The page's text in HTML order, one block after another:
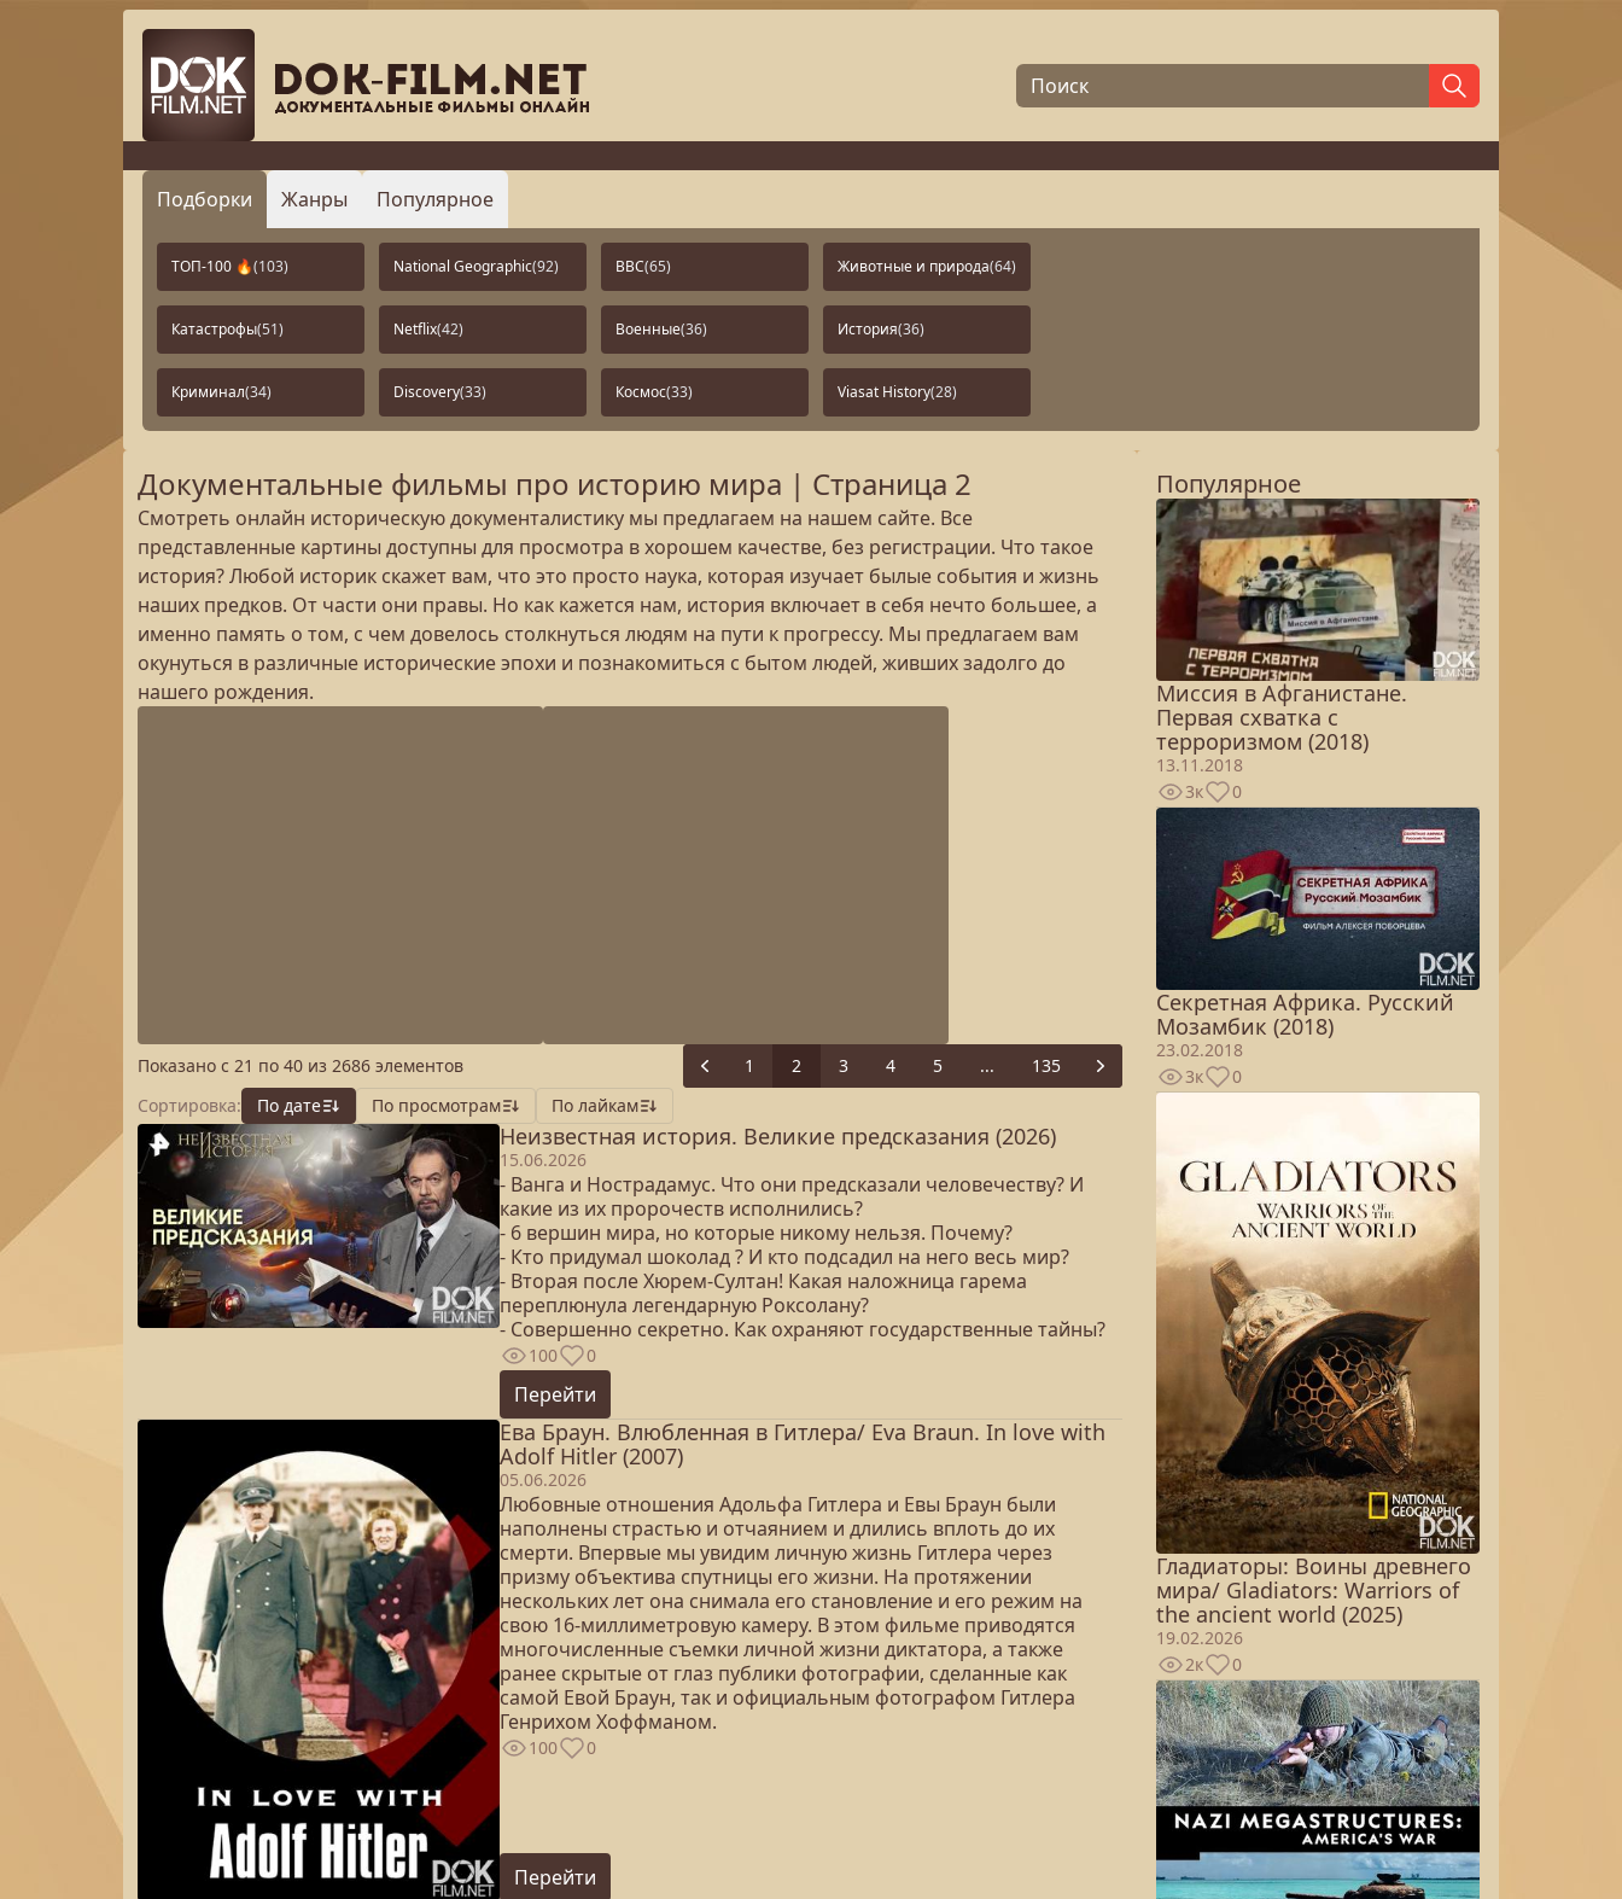
Подборки Жанры Популярное
ТОП-100 🔥(103) National Geographic(92) BBC(65) Животные и природа(64)
Катастрофы(51) Netflix(42) Военные(36) История(36)
Криминал(34) Discovery(33) Космос(33) Viasat History(28)
Документальные фильмы про историю мира | Страница 2
Смотреть онлайн историческую документалистику мы предлагаем на нашем сайте. Все
представленные картины доступны для просмотра в хорошем качестве, без регистрации. Что такое
история? Любой историк скажет вам, что это просто наука, которая изучает былые события и жизнь
наших предков. От части они правы. Но как кажется нам, история включает в себя нечто большее, а
именно память о том, с чем довелось столкнуться людям на пути к прогрессу. Мы предлагаем вам
окунуться в различные исторические эпохи и познакомиться с бытом людей, живших задолго до
нашего рождения.
Показано с 21 по 40 из 2686 элементов Previous
1 2 3 4 5 ... 135
Next
Сортировка:
По дате По просмотрам По лайкам
Неизвестная история. Великие предсказания (2026)
15.06.2026
- Ванга и Нострадамус. Что они предсказали человечеству? И
какие из их пророчеств исполнились?
- 6 вершин мира, но которые никому нельзя. Почему?
- Кто придумал шоколад ? И кто подсадил на него весь мир?
- Вторая после Хюрем-Султан! Какая наложница гарема
переплюнула легендарную Роксолану?
- Совершенно секретно. Как охраняют государственные тайны?
100 0
Перейти
Ева Браун. Влюбленная в Гитлера/ Eva Braun. In love with
Adolf Hitler (2007)
05.06.2026
Любовные отношения Адольфа Гитлера и Евы Браун были
наполнены страстью и отчаянием и длились вплоть до их
смерти. Впервые мы увидим личную жизнь Гитлера через
призму объектива спутницы его жизни. На протяжении
нескольких лет она снимала его становление и его режим на
свою 16-миллиметровую камеру. В этом фильме приводятся
многочисленные съемки личной жизни диктатора, а также
ранее скрытые от глаз публики фотографии, сделанные как
самой Евой Браун, так и официальным фотографом Гитлера
Генрихом Хоффманом.
100 0
Перейти
Популярное
Миссия в Афганистане.
Первая схватка с
терроризмом (2018)
13.11.2018
3к
0
Секретная Африка. Русский
Мозамбик (2018)
23.02.2018
3к
0
Гладиаторы: Воины древнего
мира/ Gladiators: Warriors of
the ancient world (2025)
19.02.2026
2к
0